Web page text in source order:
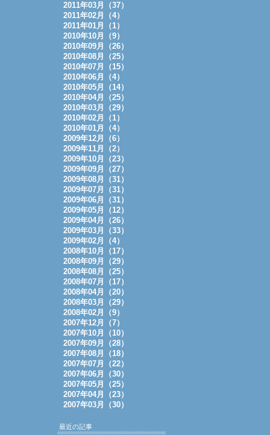
2011年03月（37）
2011年02月（4）
2011年01月（1）
2010年10月（9）
2010年09月（26）
2010年08月（25）
2010年07月（15）
2010年06月（4）
2010年05月（14）
2010年04月（25）
2010年03月（29）
2010年02月（1）
2010年01月（4）
2009年12月（6）
2009年11月（2）
2009年10月（23）
2009年09月（27）
2009年08月（31）
2009年07月（31）
2009年06月（31）
2009年05月（12）
2009年04月（26）
2009年03月（33）
2009年02月（4）
2008年10月（17）
2008年09月（29）
2008年08月（25）
2008年07月（17）
2008年04月（20）
2008年03月（29）
2008年02月（9）
2007年12月（7）
2007年10月（10）
2007年09月（28）
2007年08月（18）
2007年07月（22）
2007年06月（30）
2007年05月（25）
2007年04月（23）
2007年03月（30）
最近の記事